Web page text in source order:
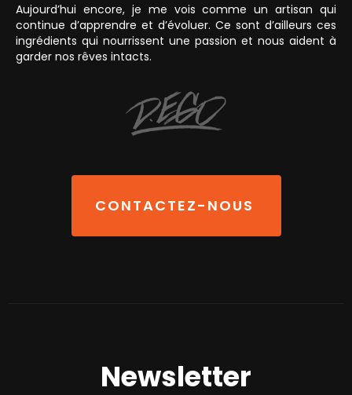
Aujourd’hui encore, je me vois comme un artisan qui
continue d’apprendre et d’évoluer. Ce sont d’ailleurs ces
ingrédients qui nourrissent une passion et nous aident à
garder nos rêves intacts.
CONTACTEZ-NOUS
Newsletter